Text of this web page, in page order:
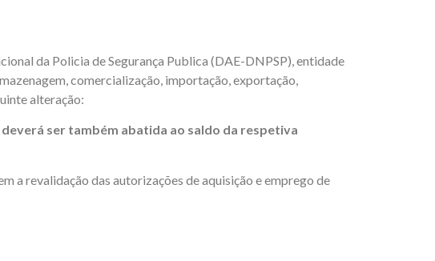
da Policia de Segurança Publica (DAE-DNPSP), entidade
comercialização, importação, exportação,
alteração:
ser também abatida ao saldo da respetiva
a revalidação das autorizações de aquisição e emprego de